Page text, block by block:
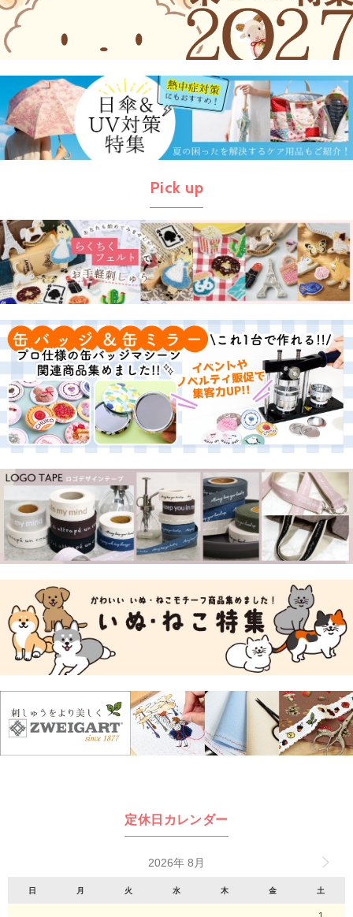
Pick up
定休日カレンダー
2026年 8月
日 月 火 水 木 金 土